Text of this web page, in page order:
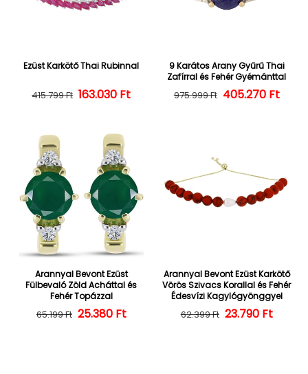
Ezüst Karkötő Thai Rubinnal
Normál ár
415.799 Ft Kedvezményes ár
163.030 Ft
9 Karátos Arany Gyűrű Thai
Zafírral és Fehér Gyémánttal
Normál ár
975.999 Ft 405.270 Ft
Arannyal Bevont Ezüst
Fülbevaló Zöld Acháttal és
Fehér Topázzal
Normál ár
65.199 Ft Kedvezményes ár
25.380 Ft
Arannyal Bevont Ezüst Karkötő
Vörös Szivacs Korallal és Fehér
Édesvízi Kagylógyönggyel
Normál ár
62.399 Ft 23.790 Ft